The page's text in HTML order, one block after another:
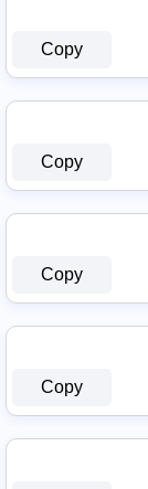
Copy
Copy
Copy
Copy